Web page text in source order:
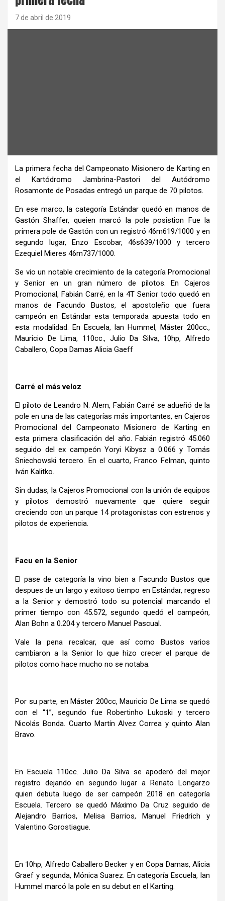
7 de abril de 2019
La primera fecha del Campeonato Misionero de Karting en
el Kartódromo Jambrina-Pastori del Autódromo
Rosamonte de Posadas entregó un parque de 70 pilotos.
En ese marco, la categoría Estándar quedó en manos de
Gastón Shaffer, queien marcó la pole posistion Fue la
primera pole de Gastón con un registró 46m619/1000 y en
segundo lugar, Enzo Escobar, 46s639/1000 y tercero
Ezequiel Mieres 46m737/1000.
Se vio un notable crecimiento de la categoría Promocional
y Senior en un gran número de pilotos. En Cajeros
Promocional, Fabián Carré, en la 4T Senior todo quedó en
manos de Facundo Bustos, el apostoleño que fuera
campeón en Estándar esta temporada apuesta todo en
esta modalidad. En Escuela, Ian Hummel, Máster 200cc.,
Mauricio De Lima, 110cc., Julio Da Silva, 10hp, Alfredo
Caballero, Copa Damas Alicia Gaeff
Carré el más veloz
El piloto de Leandro N. Alem, Fabián Carré se adueñó de la
pole en una de las categorías más importantes, en Cajeros
Promocional del Campeonato Misionero de Karting en
esta primera clasificación del año. Fabián registró 45.060
seguido del ex campeón Yoryi Kibysz a 0.066 y Tomás
Sniechowski tercero. En el cuarto, Franco Felman, quinto
Iván Kalitko.
Sin dudas, la Cajeros Promocional con la unión de equipos
y pilotos demostró nuevamente que quiere seguir
creciendo con un parque 14 protagonistas con estrenos y
pilotos de experiencia.
Facu en la Senior
El pase de categoría la vino bien a Facundo Bustos que
despues de un largo y exitoso tiempo en Estándar, regreso
a la Senior y demostró todo su potencial marcando el
primer tiempo con 45.572, segundo quedó el campeón,
Alan Bohn a 0.204 y tercero Manuel Pascual.
Vale la pena recalcar, que así como Bustos varios
cambiaron a la Senior lo que hizo crecer el parque de
pilotos como hace mucho no se notaba.
Por su parte, en Máster 200cc, Mauricio De Lima se quedó
con el “1”, segundo fue Robertinho Lukoski y tercero
Nicolás Bonda. Cuarto Martín Alvez Correa y quinto Alan
Bravo.
En Escuela 110cc. Julio Da Silva se apoderó del mejor
registro dejando en segundo lugar a Renato Longarzo
quien debuta luego de ser campeón 2018 en categoría
Escuela. Tercero se quedó Máximo Da Cruz seguido de
Alejandro Barrios, Melisa Barrios, Manuel Friedrich y
Valentino Gorostiague.
En 10hp, Alfredo Caballero Becker y en Copa Damas, Alicia
Graef y segunda, Mónica Suarez. En categoría Escuela, Ian
Hummel marcó la pole en su debut en el Karting.